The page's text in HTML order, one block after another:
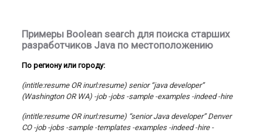
Примеры Boolean search для поиска старших
разработчиков Java по местоположению
По региону или городу:
(intitle:resume OR inurl:resume) senior “java developer”
(Washington OR WA) -job -jobs -sample -examples -indeed -hire
(intitle:resume OR inurl:resume) “senior Java developer” Denver
CO -job -jobs -sample -templates -examples -indeed -hire -